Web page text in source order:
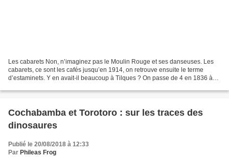
Les cabarets Non, n’imaginez pas le Moulin Rouge et ses danseuses. Les
cabarets, ce sont les cafés jusqu’en 1914, on retrouve ensuite le terme
d’estaminets. Y en avait-il beaucoup à Tilques ? On passe de 4 en 1836 à
Cochabamba et Torotoro : sur les traces des
dinosaures
Publié le 20/08/2018 à 12:33
Par Phileas Frog